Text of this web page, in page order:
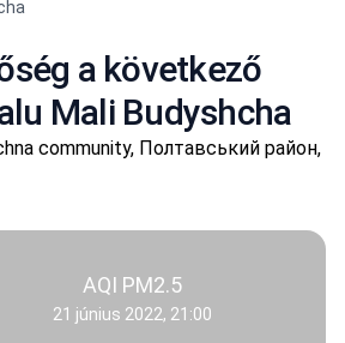
a következő
Mali Budyshcha
community, Полтавський район,
AQI PM2.5
21 június 2022, 21:00